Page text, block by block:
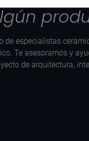
de especialistas
Te asesoramos y
de arquitectura,